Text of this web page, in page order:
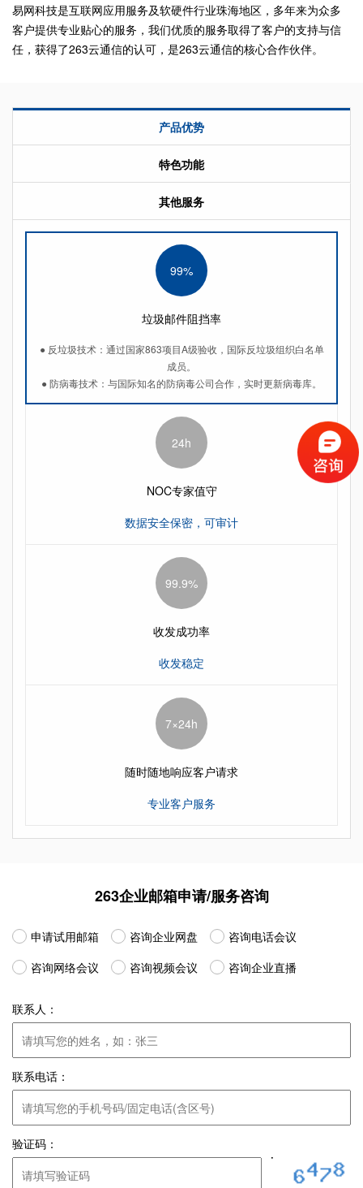
易网科技是互联网应用服务及软硬件行业珠海地区，多年来为众多
客户提供专业贴心的服务，我们优质的服务取得了客户的支持与信
任，获得了263云通信的认可，是263云通信的核心合作伙伴。
产品优势
特色功能
其他服务
99%
垃圾邮件阻挡率
● 反垃圾技术：通过国家863项目A级验收，国际反垃圾组织白名单
成员。
● 防病毒技术：与国际知名的防病毒公司合作，实时更新病毒库。
24h
NOC专家值守
数据安全保密，可审计
99.9%
收发成功率
收发稳定
7×24h
随时随地响应客户请求
专业客户服务
263企业邮箱申请/服务咨询
申请试用邮箱 咨询企业网盘
咨询电话会议
咨询网络会议
咨询视频会议 咨询企业直播
联系人：
联系电话：
验证码：